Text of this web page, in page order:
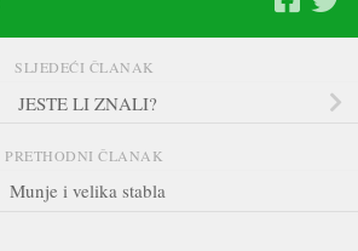
SLJEDEĆI ČLANAK
JESTE LI ZNALI?
PRETHODNI ČLANAK
Munje i velika stabla